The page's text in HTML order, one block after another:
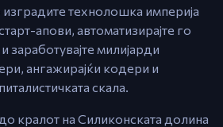
технолошка империја
апови, автоматизирајте го
заработувајте милијарди
ангажирајќи кодери и
скала.
кралот на Силиконската долина